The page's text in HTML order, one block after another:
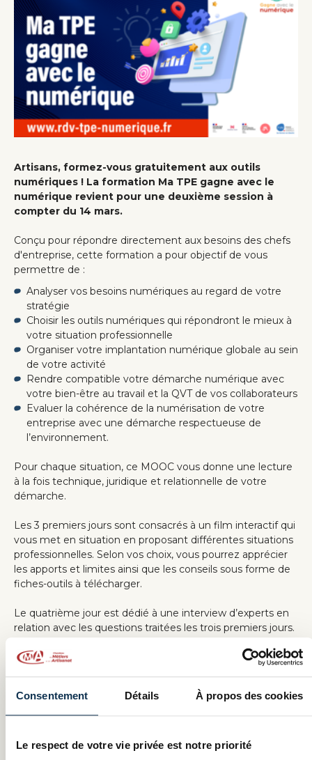
Consentement Détails À propos des cookies
Le respect de votre vie privée est notre priorité
Artisans, formez-vous gratuitement aux outils
numériques ! La formation Ma TPE gagne avec le
numérique revient pour une deuxième session à
compter du 14 mars.
Conçu pour répondre directement aux besoins des chefs
d'entreprise, cette formation a pour objectif de vous
permettre de :
Analyser vos besoins numériques au regard de votre
stratégie
Choisir les outils numériques qui répondront le mieux à
votre situation professionnelle
Organiser votre implantation numérique globale au sein
de votre activité
Rendre compatible votre démarche numérique avec
votre bien-être au travail et la QVT de vos collaborateurs
Evaluer la cohérence de la numérisation de votre
entreprise avec une démarche respectueuse de
l’environnement.
Pour chaque situation, ce MOOC vous donne une lecture
à la fois technique, juridique et relationnelle de votre
démarche.
Les 3 premiers jours sont consacrés à un film interactif qui
vous met en situation en proposant différentes situations
professionnelles. Selon vos choix, vous pourrez apprécier
les apports et limites ainsi que les conseils sous forme de
fiches-outils à télécharger.
Le quatrième jour est dédié à une interview d’experts en
relation avec les questions traitées les trois premiers jours.
Le dernier jour sera consacré à une activité interactive
sélectionnés pour l’exemplarité de leur projet de
développement numérique.
le numérique seradiffusée en lignesur la plateforme